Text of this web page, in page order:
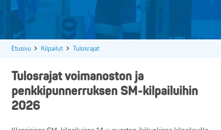
Etusivu Kilpailut Tulosrajat
Tulosrajat voimanoston ja
penkkipunnerruksen SM-kilpailuihin
2026